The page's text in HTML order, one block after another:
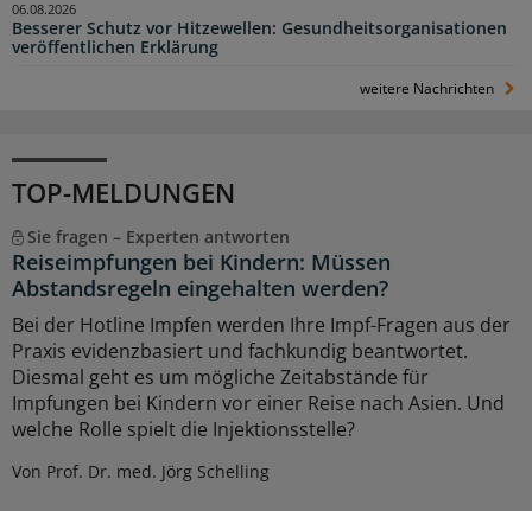
Besserer Schutz vor Hitzewellen: Gesundheitsorganisationen
veröffentlichen Erklärung
06.08.2026
weitere Nachrichten
TOP-MELDUNGEN
Sie fragen – Experten antworten
Reiseimpfungen bei Kindern: Müssen
Abstandsregeln eingehalten werden?
Bei der Hotline Impfen werden Ihre Impf-Fragen aus der
Praxis evidenzbasiert und fachkundig beantwortet.
Diesmal geht es um mögliche Zeitabstände für
Impfungen bei Kindern vor einer Reise nach Asien. Und
welche Rolle spielt die Injektionsstelle?
Von Prof. Dr. med. Jörg Schelling